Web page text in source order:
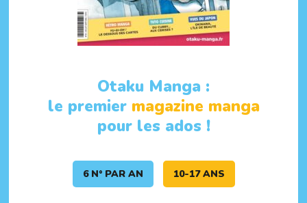
Otaku Manga :
le premier magazine manga
pour les ados !
6 N° PAR AN 10-17 ANS